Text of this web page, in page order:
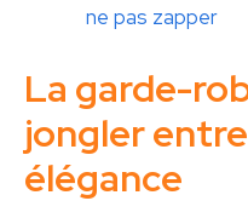
ne pas zapper
La garde-
jongler
élégance